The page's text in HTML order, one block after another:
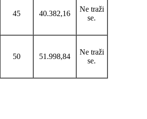
45 40.382,16
Ne traži
se.
50 51.998,84
Ne traži
se.